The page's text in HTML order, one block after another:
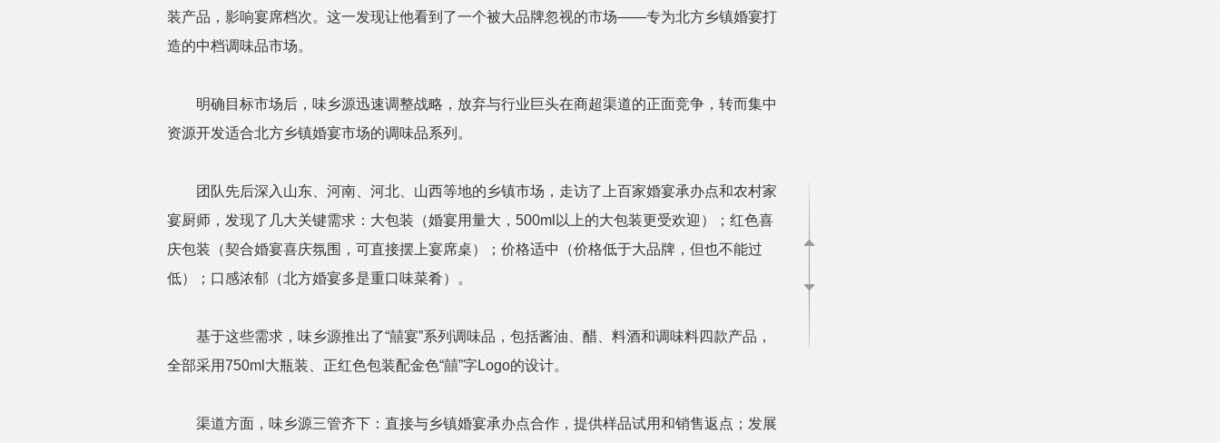
装产品，影响宴席档次。这一发现让他看到了一个被大品牌忽视的市场——专为北方乡镇婚宴打
造的中档调味品市场。
明确目标市场后，味乡源迅速调整战略，放弃与行业巨头在商超渠道的正面竞争，转而集中
资源开发适合北方乡镇婚宴市场的调味品系列。
团队先后深入山东、河南、河北、山西等地的乡镇市场，走访了上百家婚宴承办点和农村家
宴厨师，发现了几大关键需求：大包装（婚宴用量大，500ml以上的大包装更受欢迎）；红色喜
庆包装（契合婚宴喜庆氛围，可直接摆上宴席桌）；价格适中（价格低于大品牌，但也不能过
低）；口感浓郁（北方婚宴多是重口味菜肴）。
基于这些需求，味乡源推出了“囍宴”系列调味品，包括酱油、醋、料酒和调味料四款产品，
全部采用750ml大瓶装、正红色包装配金色“囍”字Logo的设计。
渠道方面，味乡源三管齐下：直接与乡镇婚宴承办点合作，提供样品试用和销售返点；发展